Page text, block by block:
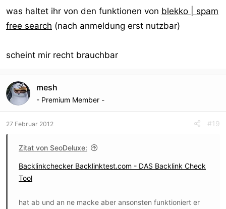
was haltet ihr von den funktionen von blekko | spam
free search (nach anmeldung erst nutzbar)
scheint mir recht brauchbar
mesh
- Premium Member -
27 Februar 2012 #19
Zitat von SeoDeluxe:
Backlinkchecker Backlinktest.com - DAS Backlink Check
Tool
hat ab und an ne macke aber ansonsten funktioniert er